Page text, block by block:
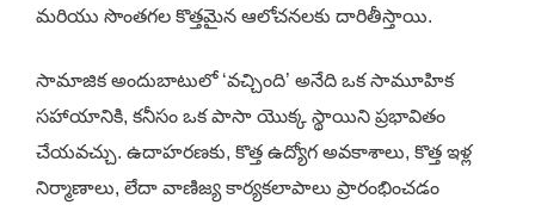
మరియు సొంతగల కొత్తమైన ఆలోచనలకు దారితీస్తాయి.
సామాజిక అందుబాటులో ‘వచ్చింది’ అనేది ఒక సామూహిక
సహాయానికి, కనీసం ఒక పాసా యొక్క స్థాయిని ప్రభావితం
చేయవచ్చు. ఉదాహరణకు, కొత్త ఉద్యోగ అవకాశాలు, కొత్త ఇళ్ల
నిర్మాణాలు, లేదా వాణిజ్య కార్యకలాపాలు ప్రారంభించడం